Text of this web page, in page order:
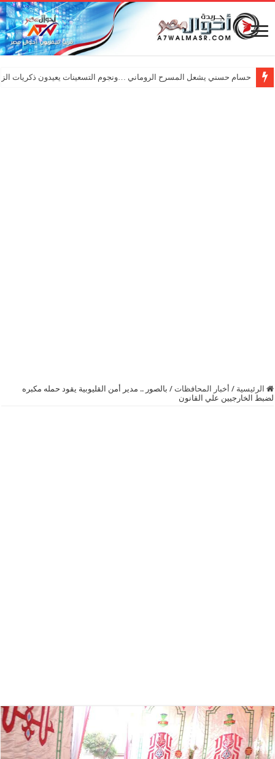
حسام حسني يشعل المسرح الروماني …ونجوم التسعينات يعيدون ذكريات
الرئيسية / أخبار المحافظات / بالصور .. مدير أمن القليوبية يقود حمله مكبره
لضبط الخارجيين علي القانون